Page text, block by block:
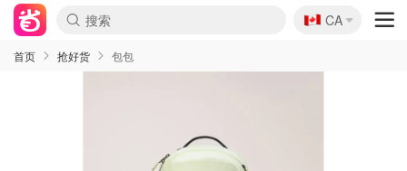
🇨🇦
CA
首页 抢好货 包包